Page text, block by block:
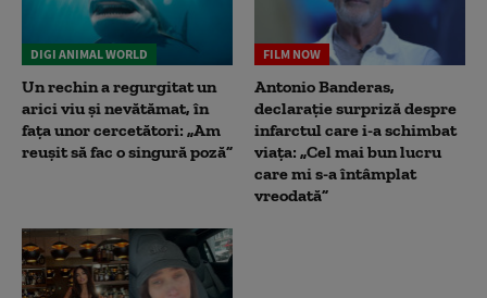
DIGI ANIMAL WORLD
Un rechin a regurgitat un
arici viu și nevătămat, în
fața unor cercetători: „Am
reușit să fac o singură poză”
FILM NOW
Antonio Banderas,
declarație surpriză despre
infarctul care i-a schimbat
viața: „Cel mai bun lucru
care mi s-a întâmplat
vreodată”